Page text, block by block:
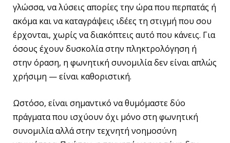
γλώσσα, να λύσεις απορίες την ώρα που περπατάς ή
ακόμα και να καταγράψεις ιδέες τη στιγμή που σου
έρχονται, χωρίς να διακόπτεις αυτό που κάνεις. Για
όσους έχουν δυσκολία στην πληκτρολόγηση ή
στην όραση, η φωνητική συνομιλία δεν είναι απλώς
χρήσιμη — είναι καθοριστική.
Ωστόσο, είναι σημαντικό να θυμόμαστε δύο
πράγματα που ισχύουν όχι μόνο στη φωνητική
συνομιλία αλλά στην τεχνητή νοημοσύνη